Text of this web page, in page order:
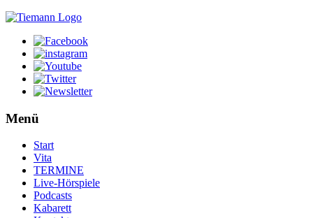
Menü
Start
Vita
TERMINE
Live-Hörspiele
Podcasts
Kabarett